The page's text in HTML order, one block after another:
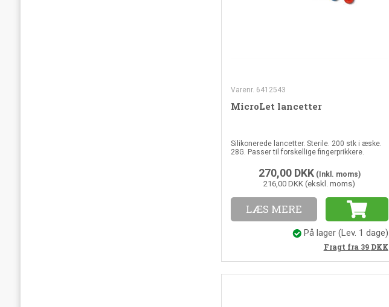
Varenr. 6412543
MicroLet lancetter
Silikonerede lancetter. Sterile. 200 stk i æske.
28G. Passer til forskellige fingerprikkere.
270,00 DKK(Inkl. moms)
216,00 DKK (ekskl. moms)
LÆS MERE
På lager (Lev. 1 dage)
Fragt fra 39 DKK